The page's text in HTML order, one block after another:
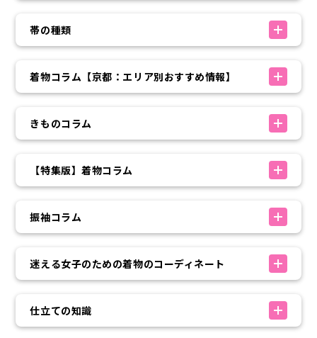
帯の種類
着物コラム【京都：エリア別おすすめ情報】
きものコラム
【特集版】着物コラム
振袖コラム
迷える女子のための着物のコーディネート
仕立ての知識